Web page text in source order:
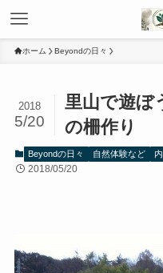
ホーム Beyondの日々
里山で遊
の柵作り
2018
5/20
Beyondの日々 自然体験など
2018/05/20